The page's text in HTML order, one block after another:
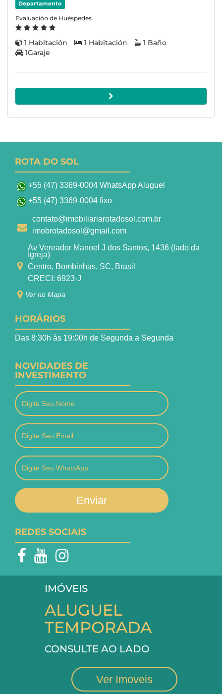
Departamento
Evaluación de Huéspedes
1 Habitación 1 Habitación
1 Baño
1Garaje
ROTA DO SOL
+55 (47) 3369-0004 WhatsApp Aluguel
+55 (47) 3369-0004 fixo
contato@imobiliariarotadosol.com.br
imobrotadosol@gmail.com
Av Vereador Manoel J dos Santos, 1436 (lado da
Igreja)
Centro, Bombinhas, SC, Brasil
CRECI: 6923-J
Ver no Mapa
HORÁRIOS
Das 8:30h às 19:00h de Segunda a Segunda
NOVIDADES DE
INVESTIMENTO
Enviar
REDES SOCIAIS
IMÓVEIS
ALUGUEL
TEMPORADA
CONSULTE AO LADO
Ver Imoveis